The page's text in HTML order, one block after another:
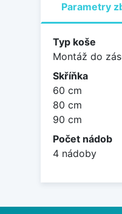
Parametry
Typ koše
Montáž do
Skříňka
60 cm
80 cm
90 cm
Počet nádob
4 nádoby